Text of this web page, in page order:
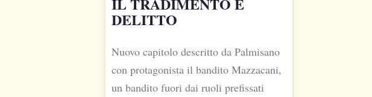
DELITTO
Nuovo capitolo descritto da Palmisano
con protagonista il bandito Mazzacani,
un bandito fuori dai ruoli prefissati